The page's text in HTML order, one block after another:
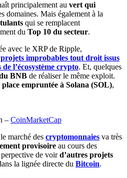
principalement au vert qui
domaines. Mais également à la
qui se remplacent
du Top 10 du secteur.
avec le XRP de Ripple,
improbables tout droit issus
l’écosystème crypto. Et, quelques
BNB de réaliser le même exploit.
place empruntée à Solana (SOL),
– CoinMarketCap
marché des cryptomonnaies va très
provisoire au cours des
de voird’autres projets
la lignée directe du Bitcoin.